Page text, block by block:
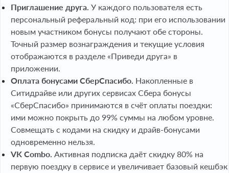
Приглашение друга. У каждого пользователя есть
персональный реферальный код: при его использовании
новым участником бонусы получают обе стороны.
Точный размер вознаграждения и текущие условия
отображаются в разделе «Приведи друга» в
приложении.
Оплата бонусами СберСпасибо. Накопленные в
Ситидрайве или других сервисах Сбера бонусы
«СберСпасибо» принимаются в счёт оплаты поездки:
ими можно покрыть до 99% суммы на любом уровне.
Совмещать с кодами на скидку и драйв-бонусами
одновременно нельзя.
VK Combo. Активная подписка даёт скидку 80% на
первую поездку в сервисе и увеличивает базовый кешбэк